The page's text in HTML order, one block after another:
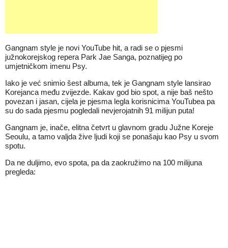
Gangnam style je novi YouTube hit, a radi se o pjesmi
južnokorejskog repera Park Jae Sanga, poznatijeg po
umjetničkom imenu Psy.
Iako je već snimio šest albuma, tek je Gangnam style lansirao
Korejanca među zvijezde. Kakav god bio spot, a nije baš nešto
povezan i jasan, cijela je pjesma legla korisnicima YouTubea pa
su do sada pjesmu pogledali nevjerojatnih 91 milijun puta!
Gangnam je, inače, elitna četvrt u glavnom gradu Južne Koreje
Seoulu, a tamo valjda žive ljudi koji se ponašaju kao Psy u svom
spotu.
Da ne duljimo, evo spota, pa da zaokružimo na 100 milijuna
pregleda: